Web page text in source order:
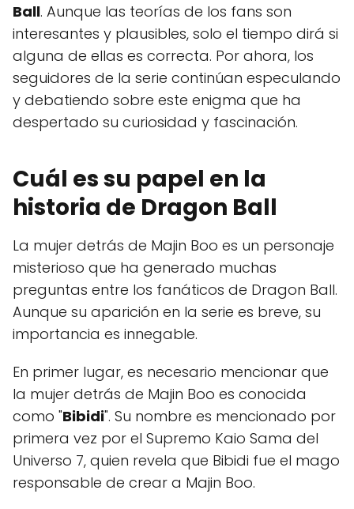
Ball. Aunque las teorías de los fans son
interesantes y plausibles, solo el tiempo dirá si
alguna de ellas es correcta. Por ahora, los
seguidores de la serie continúan especulando
y debatiendo sobre este enigma que ha
despertado su curiosidad y fascinación.
Cuál es su papel en la
historia de Dragon Ball
La mujer detrás de Majin Boo es un personaje
misterioso que ha generado muchas
preguntas entre los fanáticos de Dragon Ball.
Aunque su aparición en la serie es breve, su
importancia es innegable.
En primer lugar, es necesario mencionar que
la mujer detrás de Majin Boo es conocida
como "Bibidi". Su nombre es mencionado por
primera vez por el Supremo Kaio Sama del
Universo 7, quien revela que Bibidi fue el mago
responsable de crear a Majin Boo.